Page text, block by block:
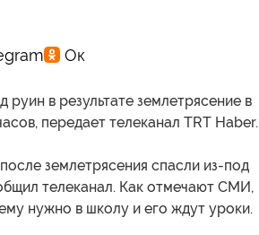
в результате землетрясение в
передает телеканал TRT Haber.
землетрясения спасли из-под
телеканал. Как отмечают СМИ,
нужно в школу и его ждут уроки.